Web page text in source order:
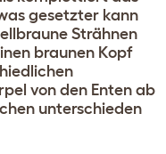
gesetzter kann
Strähnen
braunen Kopf
von den Enten ab
unterschieden